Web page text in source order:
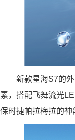
新款星海S7的
素，搭配飞舞流光
保时捷帕拉梅拉的神